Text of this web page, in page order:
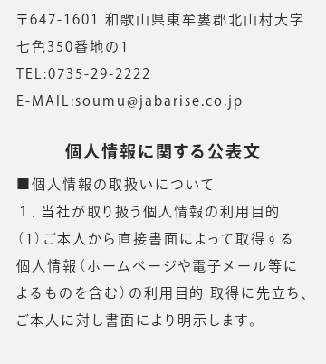
〒647-1601 和歌山県東牟婁郡北山村大字
七色350番地の1
TEL:0735-29-2222
E-MAIL:soumu@jabarise.co.jp
個人情報に関する公表文
■個人情報の取扱いについて
１．当社が取り扱う個人情報の利用目的
（1）ご本人から直接書面によって取得する
個人情報（ホームページや電子メール等に
よるものを含む）の利用目的 取得に先立ち、
ご本人に対し書面により明示します。